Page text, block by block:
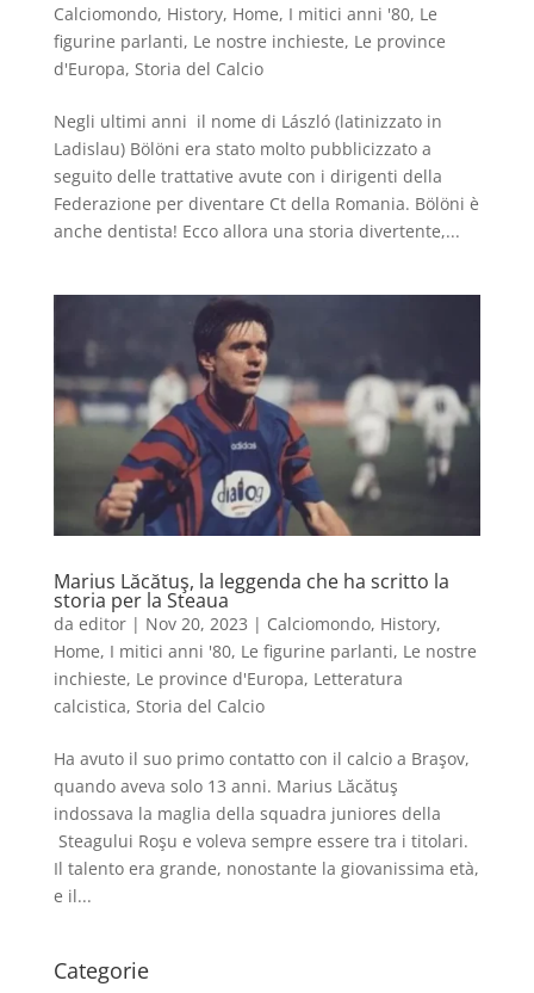
Calciomondo, History, Home, I mitici anni '80, Le
figurine parlanti, Le nostre inchieste, Le province
d'Europa, Storia del Calcio
Negli ultimi anni il nome di László (latinizzato in
Ladislau) Bölöni era stato molto pubblicizzato a
seguito delle trattative avute con i dirigenti della
Federazione per diventare Ct della Romania. Bölöni è
anche dentista! Ecco allora una storia divertente,...
Marius Lăcătuş, la leggenda che ha scritto la
storia per la Steaua
da editor| Nov 20, 2023 | Calciomondo, History,
Home, I mitici anni '80, Le figurine parlanti, Le nostre
inchieste, Le province d'Europa, Letteratura
calcistica, Storia del Calcio
Ha avuto il suo primo contatto con il calcio a Braşov,
quando aveva solo 13 anni. Marius Lăcătuş
indossava la maglia della squadra juniores della
Steagului Roşu e voleva sempre essere tra i titolari.
Il talento era grande, nonostante la giovanissima età,
e il...
Categorie